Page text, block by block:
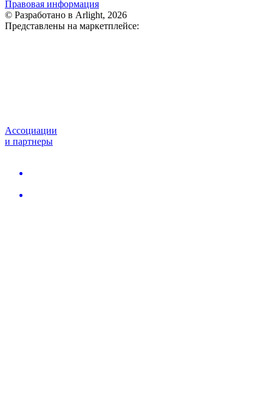
Правовая информация
© Разработано в Arlight, 2026
Представлены на маркетплейсе:
Ассоциации
и партнеры